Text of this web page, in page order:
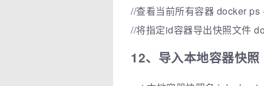
//查看当前所有容器 docker ps
//将指定id容器导出快照文件
12、导入本地容器快照